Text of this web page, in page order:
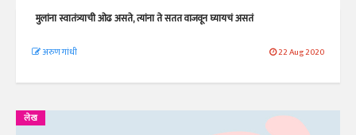
मुलांना स्वातंत्र्याची ओढ असते, त्यांना ते सतत वाजवून घ्यायचं असतं
अरुण गांधी 22 Aug 2020
लेख